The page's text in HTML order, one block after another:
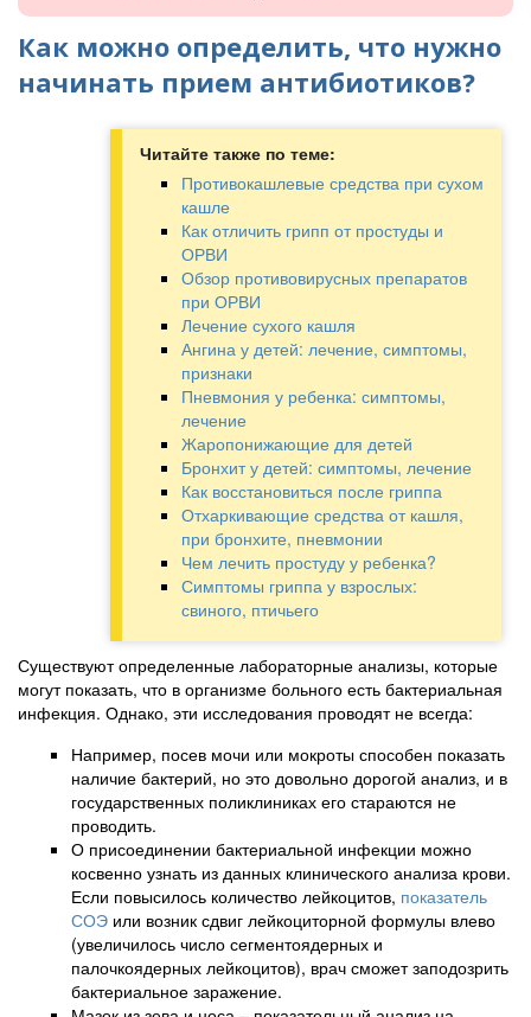
Как можно определить, что нужно
начинать прием антибиотиков?
Читайте также по теме:
Противокашлевые средства при сухом
кашле
Как отличить грипп от простуды и
ОРВИ
Обзор противовирусных препаратов
при ОРВИ
Лечение сухого кашля
Ангина у детей: лечение, симптомы,
признаки
Пневмония у ребенка: симптомы,
лечение
Жаропонижающие для детей
Бронхит у детей: симптомы, лечение
Как восстановиться после гриппа
Отхаркивающие средства от кашля,
при бронхите, пневмонии
Чем лечить простуду у ребенка?
Симптомы гриппа у взрослых:
свиного, птичьего
Существуют определенные лабораторные анализы, которые
могут показать, что в организме больного есть бактериальная
инфекция. Однако, эти исследования проводят не всегда:
Например, посев мочи или мокроты способен показать
наличие бактерий, но это довольно дорогой анализ, и в
государственных поликлиниках его стараются не
проводить.
О присоединении бактериальной инфекции можно
косвенно узнать из данных клинического анализа крови.
Если повысилось количество лейкоцитов, показатель
СОЭ или возник сдвиг лейкоциторной формулы влево
(увеличилось число сегментоядерных и
палочкоядерных лейкоцитов), врач сможет заподозрить
бактериальное заражение.